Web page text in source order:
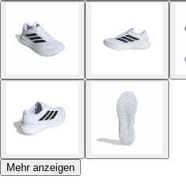
Mehr anzeigen